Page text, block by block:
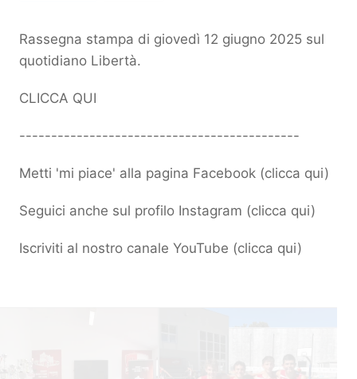
Rassegna stampa di giovedì 12 giugno 2025 sul
quotidiano Libertà.
CLICCA QUI
--------------------------------------------
Metti 'mi piace' alla pagina Facebook (clicca qui)
Seguici anche sul profilo Instagram (clicca qui)
Iscriviti al nostro canale YouTube (clicca qui)